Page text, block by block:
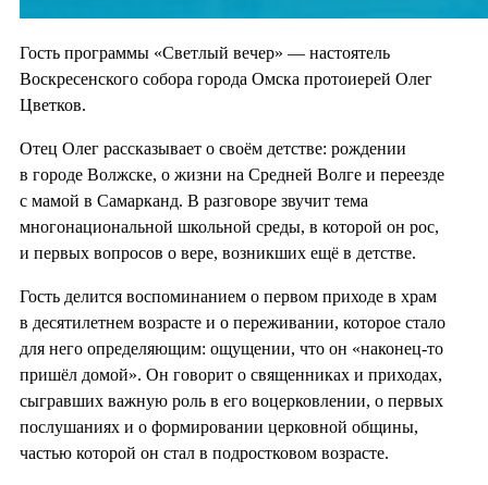
Гость программы «Светлый вечер» — настоятель
Воскресенского собора города Омска протоиерей Олег
Цветков.
Отец Олег рассказывает о своём детстве: рождении
в городе Волжске, о жизни на Средней Волге и переезде
с мамой в Самарканд. В разговоре звучит тема
многонациональной школьной среды, в которой он рос,
и первых вопросов о вере, возникших ещё в детстве.
Гость делится воспоминанием о первом приходе в храм
в десятилетнем возрасте и о переживании, которое стало
для него определяющим: ощущении, что он «наконец-то
пришёл домой». Он говорит о священниках и приходах,
сыгравших важную роль в его воцерковлении, о первых
послушаниях и о формировании церковной общины,
частью которой он стал в подростковом возрасте.